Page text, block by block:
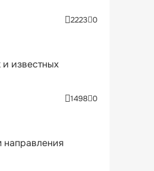
2223 0
известных
1498 0